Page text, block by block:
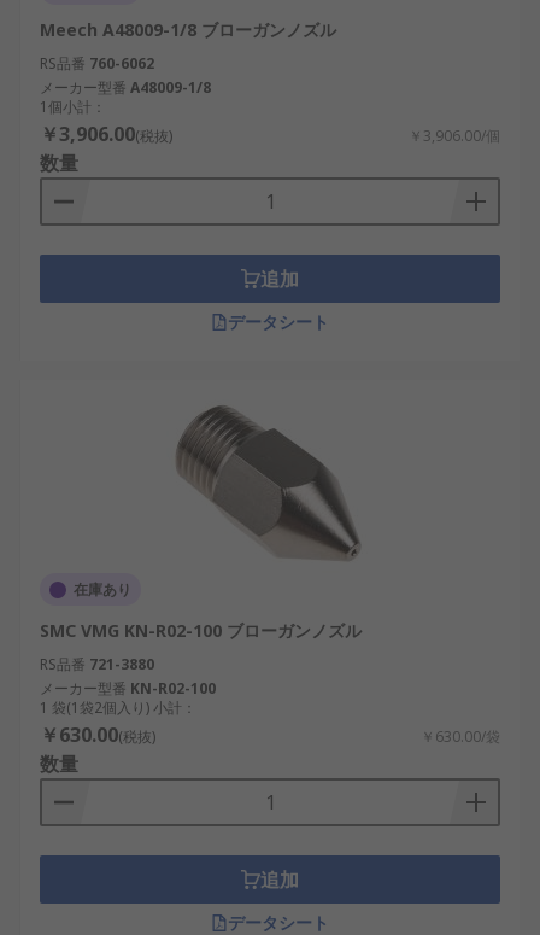
Meech A48009-1/8 ブローガンノズル
RS品番 760-6062
メーカー型番 A48009-1/8
1個小計：
￥3,906.00(税抜) ￥3,906.00/個
数量
追加
データシート
在庫あり
SMC VMG KN-R02-100 ブローガンノズル
RS品番 721-3880
メーカー型番 KN-R02-100
1 袋(1袋2個入り) 小計：
￥630.00(税抜) ￥630.00/袋
数量
追加
データシート